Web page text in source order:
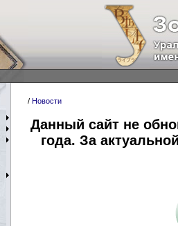
/ Новости
Данный сайт не
года. За